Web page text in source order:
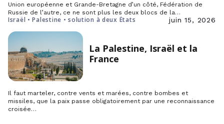
Union européenne et Grande-Bretagne d’un côté, Fédération de
Russie de l’autre, ce ne sont plus les deux blocs de la…
Israël • Palestine • solution à deux États juin 15, 2026
La Palestine, Israël et la
France
Il faut marteler, contre vents et marées, contre bombes et
missiles, que la paix passe obligatoirement par une reconnaissance
croisée…